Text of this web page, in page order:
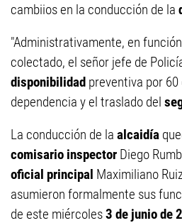
cambiios en la conducción de la
"Administrativamente, en
colectado, el señor jefe de
disponibilidad preventiva por
dependencia y el traslado del
La conducción de la alcaidía
comisario inspector Diego
oficial principal Maximiliano
asumieron formalmente sus
de este miércoles3 de junio de